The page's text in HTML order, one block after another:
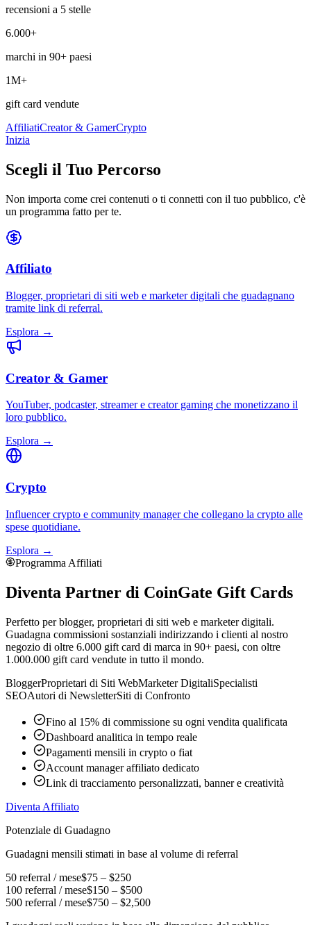
recensioni a 5 stelle
6.000+
marchi in 90+ paesi
1M+
gift card vendute
AffiliatiCreator & GamerCrypto
Inizia
Scegli il Tuo Percorso
Non importa come crei contenuti o ti connetti con il tuo pubblico, c'è
un programma fatto per te.
Affiliato
Blogger, proprietari di siti web e marketer digitali che guadagnano
tramite link di referral.
Esplora →
Creator & Gamer
YouTuber, podcaster, streamer e creator gaming che monetizzano il
loro pubblico.
Esplora →
Crypto
Influencer crypto e community manager che collegano la crypto alle
spese quotidiane.
Esplora →
Programma Affiliati
Diventa Partner di CoinGate Gift Cards
Perfetto per blogger, proprietari di siti web e marketer digitali.
Guadagna commissioni sostanziali indirizzando i clienti al nostro
negozio di oltre 6.000 gift card di marca in 90+ paesi, con oltre
1.000.000 gift card vendute in tutto il mondo.
BloggerProprietari di Siti WebMarketer DigitaliSpecialisti
SEOAutori di NewsletterSiti di Confronto
Fino al 15% di commissione su ogni vendita qualificata
Dashboard analitica in tempo reale
Pagamenti mensili in crypto o fiat
Account manager affiliato dedicato
Link di tracciamento personalizzati, banner e creatività
Diventa Affiliato
Potenziale di Guadagno
Guadagni mensili stimati in base al volume di referral
50 referral / mese$75 – $250
100 referral / mese$150 – $500
500 referral / mese$750 – $2,500